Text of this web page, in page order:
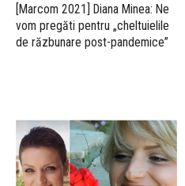
[Marcom 2021] Diana Minea: Ne
vom pregăti pentru „cheltuielile
de răzbunare post-pandemice”